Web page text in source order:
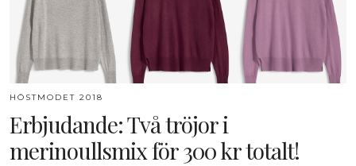
HÖSTMODET 2018
Erbjudande: Två tröjor i
merinoullsmix för 300 kr totalt!